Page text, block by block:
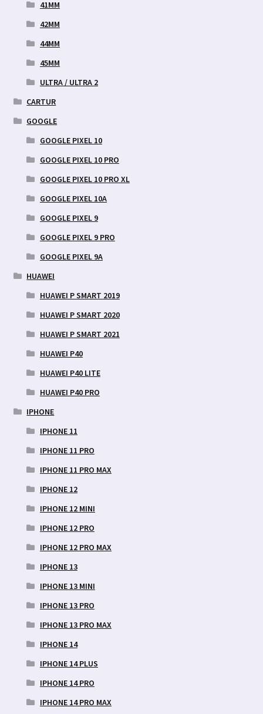
41MM
42MM
44MM
45MM
ULTRA / ULTRA 2
CARTUR
GOOGLE
GOOGLE PIXEL 10
GOOGLE PIXEL 10 PRO
GOOGLE PIXEL 10 PRO XL
GOOGLE PIXEL 10A
GOOGLE PIXEL 9
GOOGLE PIXEL 9 PRO
GOOGLE PIXEL 9A
HUAWEI
HUAWEI P SMART 2019
HUAWEI P SMART 2020
HUAWEI P SMART 2021
HUAWEI P40
HUAWEI P40 LITE
HUAWEI P40 PRO
IPHONE
IPHONE 11
IPHONE 11 PRO
IPHONE 11 PRO MAX
IPHONE 12
IPHONE 12 MINI
IPHONE 12 PRO
IPHONE 12 PRO MAX
IPHONE 13
IPHONE 13 MINI
IPHONE 13 PRO
IPHONE 13 PRO MAX
IPHONE 14
IPHONE 14 PLUS
IPHONE 14 PRO
IPHONE 14 PRO MAX